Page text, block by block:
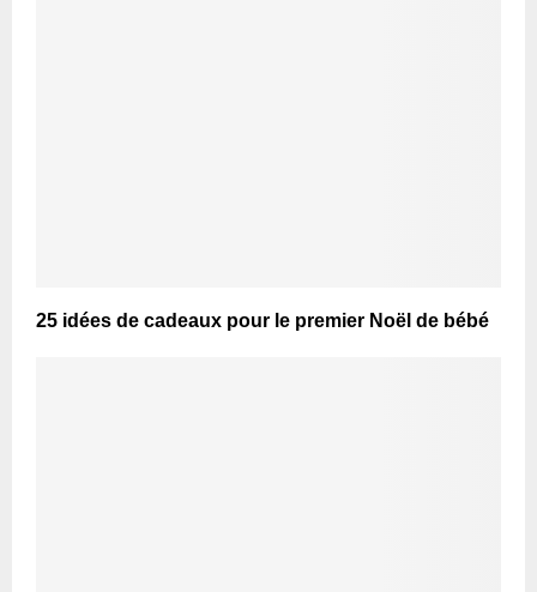
25 idées de cadeaux pour le premier Noël de bébé